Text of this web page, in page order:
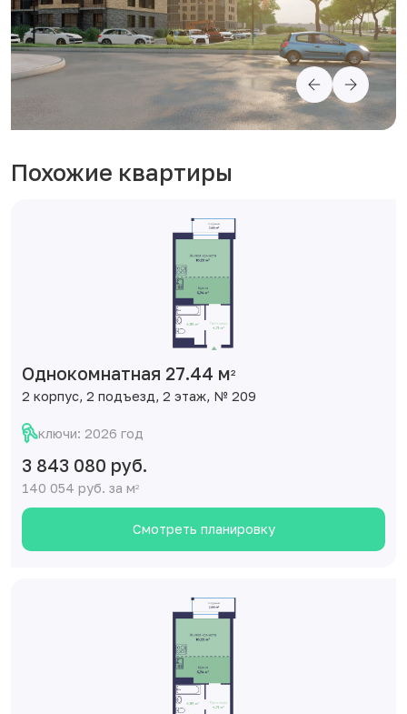
Похожие квартиры
Однокомнатная 27.44 м2
2 корпус, 2 подъезд, 2 этаж, № 209
ключи: 2026 год
3 843 080 руб.
140 054 руб. за м2
Смотреть планировку